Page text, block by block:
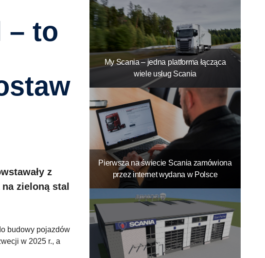
– to
z
zieloną stal
budowy pojazdów
w 2025 r., a
My Scania – jedna platforma łącząca
wiele usług Scania
Pierwsza na świecie Scania zamówiona
przez internet wydana w Polsce